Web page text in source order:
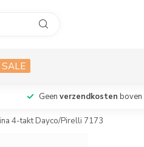
SALE
Geen verzendkosten
4-takt Dayco/Pirelli 7173